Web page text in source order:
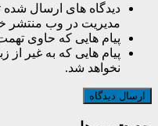
دیدگاه های ارسال
مدیریت در وب منتشر
پیام هایی که حاوی
پیام هایی که به غیر از
نخواهد شد.